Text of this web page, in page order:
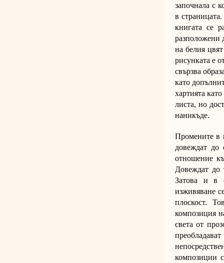
започнала с
в
книгата се
разположени
на белия
рисунката е
свързва
като
хартията
листа, но
наникъде.
Промените в
довеждат до
отношение
Довеждат до
Затова и в
изживяване
плоскост.
композиция
света от
композиции